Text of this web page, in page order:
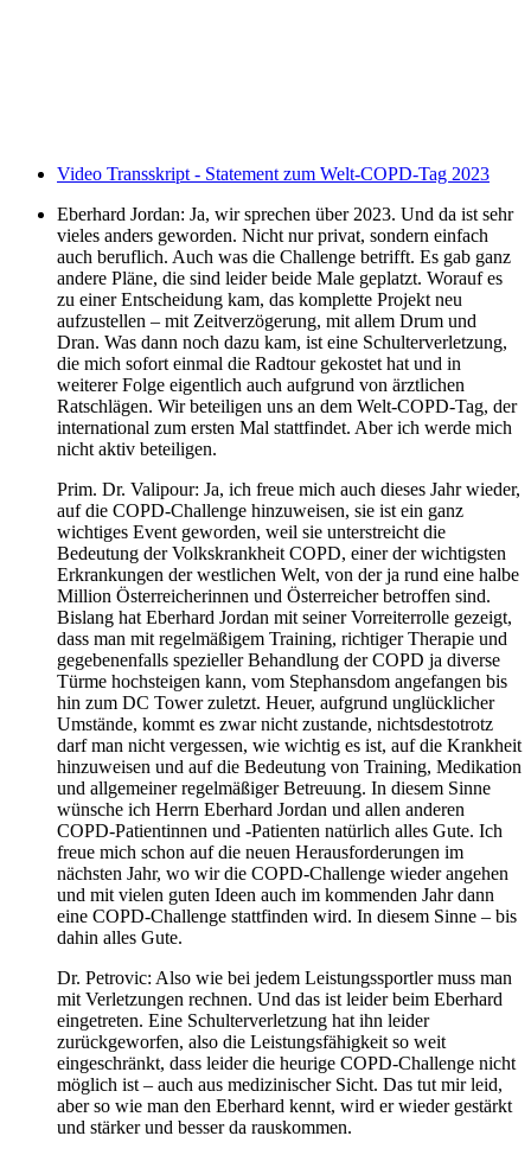
Video Transskript - Statement zum Welt-COPD-Tag 2023
Eberhard Jordan: Ja, wir sprechen über 2023. Und da ist sehr
vieles anders geworden. Nicht nur privat, sondern einfach
auch beruflich. Auch was die Challenge betrifft. Es gab ganz
andere Pläne, die sind leider beide Male geplatzt. Worauf es
zu einer Entscheidung kam, das komplette Projekt neu
aufzustellen – mit Zeitverzögerung, mit allem Drum und
Dran. Was dann noch dazu kam, ist eine Schulterverletzung,
die mich sofort einmal die Radtour gekostet hat und in
weiterer Folge eigentlich auch aufgrund von ärztlichen
Ratschlägen. Wir beteiligen uns an dem Welt-COPD-Tag, der
international zum ersten Mal stattfindet. Aber ich werde mich
nicht aktiv beteiligen.
Prim. Dr. Valipour: Ja, ich freue mich auch dieses Jahr wieder,
auf die COPD-Challenge hinzuweisen, sie ist ein ganz
wichtiges Event geworden, weil sie unterstreicht die
Bedeutung der Volkskrankheit COPD, einer der wichtigsten
Erkrankungen der westlichen Welt, von der ja rund eine halbe
Million Österreicherinnen und Österreicher betroffen sind.
Bislang hat Eberhard Jordan mit seiner Vorreiterrolle gezeigt,
dass man mit regelmäßigem Training, richtiger Therapie und
gegebenenfalls spezieller Behandlung der COPD ja diverse
Türme hochsteigen kann, vom Stephansdom angefangen bis
hin zum DC Tower zuletzt. Heuer, aufgrund unglücklicher
Umstände, kommt es zwar nicht zustande, nichtsdestotrotz
darf man nicht vergessen, wie wichtig es ist, auf die Krankheit
hinzuweisen und auf die Bedeutung von Training, Medikation
und allgemeiner regelmäßiger Betreuung. In diesem Sinne
wünsche ich Herrn Eberhard Jordan und allen anderen
COPD-Patientinnen und -Patienten natürlich alles Gute. Ich
freue mich schon auf die neuen Herausforderungen im
nächsten Jahr, wo wir die COPD-Challenge wieder angehen
und mit vielen guten Ideen auch im kommenden Jahr dann
eine COPD-Challenge stattfinden wird. In diesem Sinne – bis
dahin alles Gute.
Dr. Petrovic: Also wie bei jedem Leistungssportler muss man
mit Verletzungen rechnen. Und das ist leider beim Eberhard
eingetreten. Eine Schulterverletzung hat ihn leider
zurückgeworfen, also die Leistungsfähigkeit so weit
eingeschränkt, dass leider die heurige COPD-Challenge nicht
möglich ist – auch aus medizinischer Sicht. Das tut mir leid,
aber so wie man den Eberhard kennt, wird er wieder gestärkt
und stärker und besser da rauskommen.